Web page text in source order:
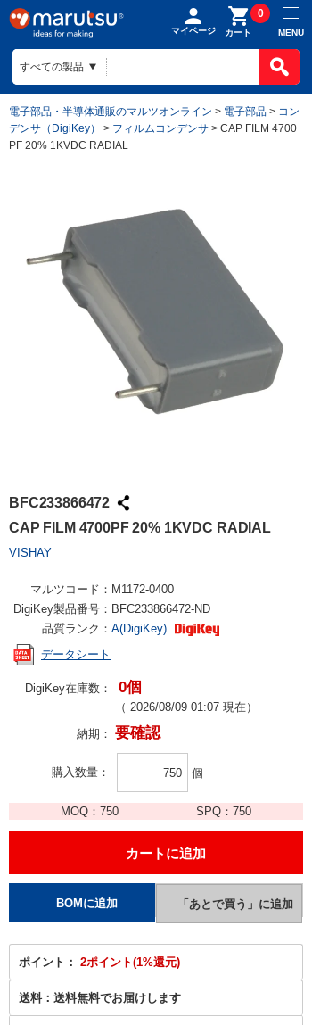
マイページ カート
0
MENU
電子部品・半導体通販のマルツオンライン > 電子部品 > コン
デンサ（DigiKey）
> フィルムコンデンサ > CAP FILM 4700
PF 20% 1KVDC RADIAL
BFC233866472
CAP FILM 4700PF 20% 1KVDC RADIAL
VISHAY
マルツコード： M1172-0400
DigiKey製品番号： BFC233866472-ND
品質ランク： A(DigiKey)
データシート
DigiKey在庫数： 0個
（ 2026/08/09 01:07 現在）
納期： 要確認
購入数量 個
MOQ：750 SPQ： 750
ポイント： 2ポイント(1%還元)
送料： 送料無料でお届けします